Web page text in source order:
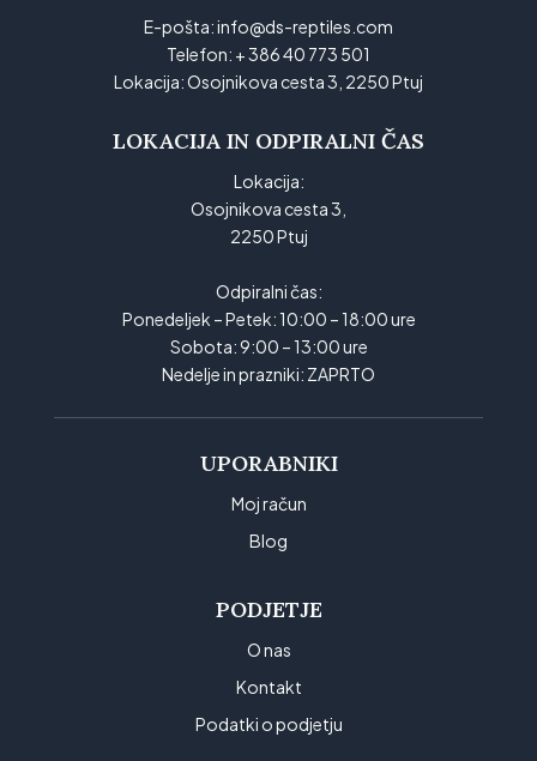
E-pošta:info@ds-reptiles.com
Telefon: + 386 40 773 501
Lokacija:Osojnikova cesta 3, 2250 Ptuj
LOKACIJA IN ODPIRALNI ČAS
Lokacija:
Osojnikova cesta 3,
2250 Ptuj
Odpiralni čas:
Ponedeljek – Petek: 10:00 – 18:00 ure
Sobota: 9:00 – 13:00 ure
Nedelje in prazniki: ZAPRTO
UPORABNIKI
Moj račun
Blog
PODJETJE
O nas
Kontakt
Podatki o podjetju